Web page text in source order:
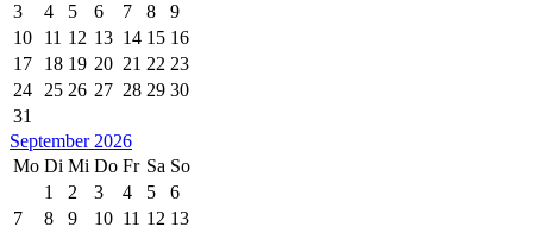
3
4 5 6 7 8
9
10
11 12 13 14 15 16
17
18 19 20 21 22 23
24 25 26 27 28 29 30
31
September 2026
Mo Di Mi Do Fr Sa So
1
2 3 4 5
6
7
8 9 10 11 12 13